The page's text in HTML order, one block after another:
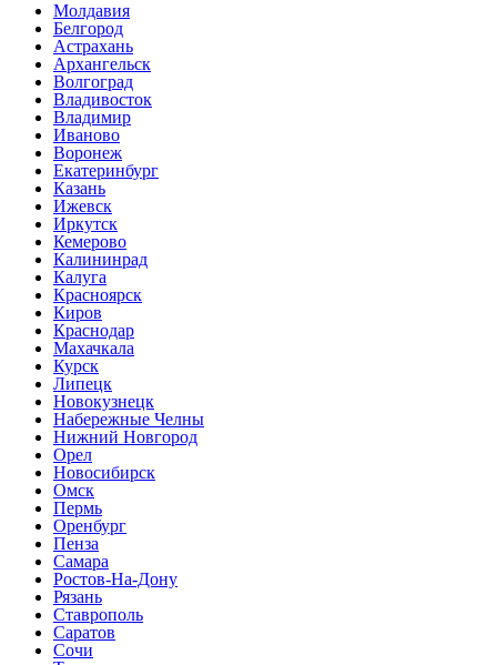
Молдавия
Белгород
Астрахань
Архангельск
Волгоград
Владивосток
Владимир
Иваново
Воронеж
Екатеринбург
Казань
Ижевск
Иркутск
Кемерово
Калининрад
Калуга
Красноярск
Киров
Краснодар
Махачкала
Курск
Липецк
Новокузнецк
Набережные Челны
Нижний Новгород
Орел
Новосибирск
Омск
Пермь
Оренбург
Пенза
Самара
Ростов-На-Дону
Рязань
Ставрополь
Саратов
Сочи